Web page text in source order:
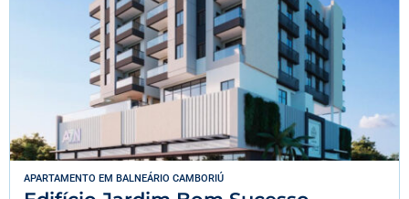
APARTAMENTO EM BALNEÁRIO CAMBORIÚ